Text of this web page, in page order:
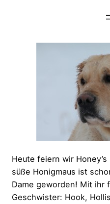
Heute feiern wir
süße Honigmaus ist
Dame geworden! Mit ihr
Geschwister: Hook,